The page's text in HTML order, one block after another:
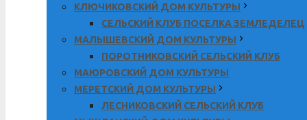
КЛЮЧИКОВСКИЙ ДОМ КУЛЬТУРЫ
СЕЛЬСКИЙ КЛУБ ПОСЕЛКА ЗЕМЛЕДЕЛЕЦ
МАЛЫШЕВСКИЙ ДОМ КУЛЬТУРЫ
ПОРОТНИКОВСКИЙ СЕЛЬСКИЙ КЛУБ
МАЮРОВСКИЙ ДОМ КУЛЬТУРЫ
МЕРЕТСКИЙ ДОМ КУЛЬТУРЫ
ЛЕСНИКОВСКИЙ СЕЛЬСКИЙ КЛУБ